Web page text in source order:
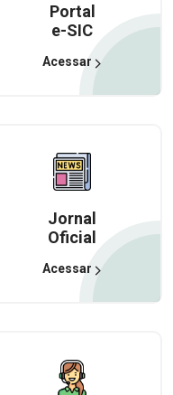
Portal
e-SIC
Acessar
Jornal
Oficial
Acessar